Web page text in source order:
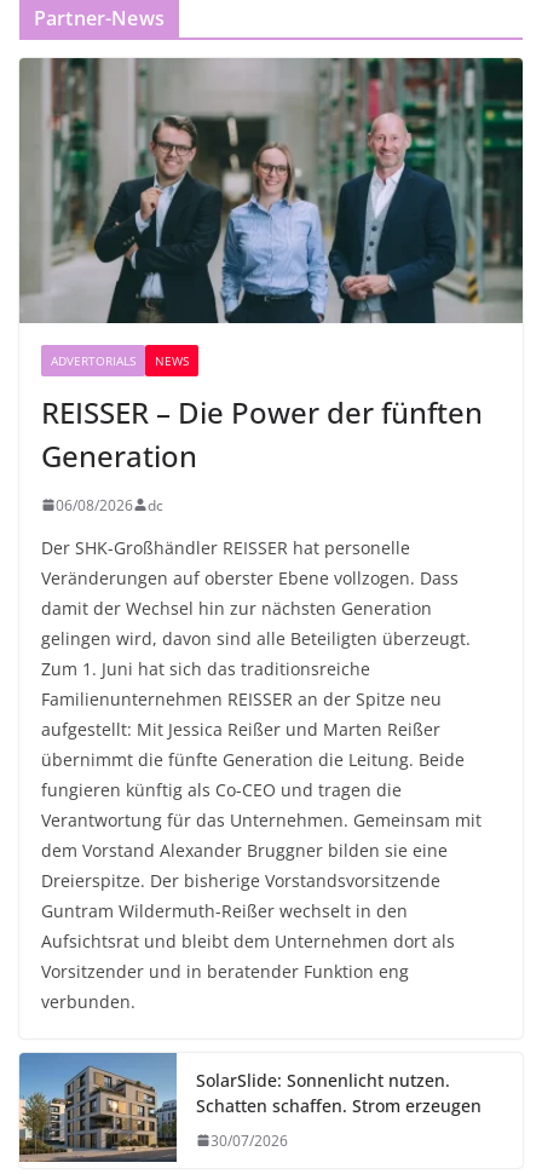
Partner-News
ADVERTORIALS NEWS
REISSER – Die Power der fünften
Generation
06/08/2026 dc
Der SHK-Großhändler REISSER hat personelle
Veränderungen auf oberster Ebene vollzogen. Dass
damit der Wechsel hin zur nächsten Generation
gelingen wird, davon sind alle Beteiligten überzeugt.
Zum 1. Juni hat sich das traditionsreiche
Familienunternehmen REISSER an der Spitze neu
aufgestellt: Mit Jessica Reißer und Marten Reißer
übernimmt die fünfte Generation die Leitung. Beide
fungieren künftig als Co-CEO und tragen die
Verantwortung für das Unternehmen. Gemeinsam mit
dem Vorstand Alexander Bruggner bilden sie eine
Dreierspitze. Der bisherige Vorstandsvorsitzende
Guntram Wildermuth-Reißer wechselt in den
Aufsichtsrat und bleibt dem Unternehmen dort als
Vorsitzender und in beratender Funktion eng
verbunden.
SolarSlide: Sonnenlicht nutzen.
Schatten schaffen. Strom erzeugen
30/07/2026